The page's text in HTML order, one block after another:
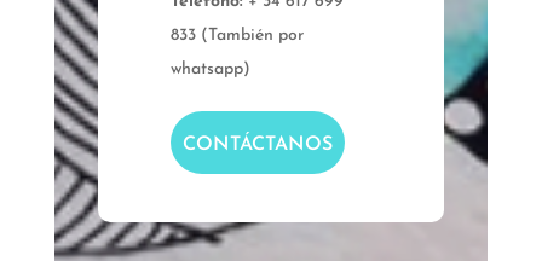
833 (También por
whatsapp)
CONTÁCTANOS